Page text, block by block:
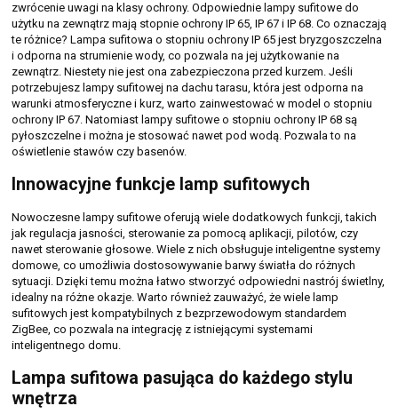
zwrócenie uwagi na klasy ochrony. Odpowiednie lampy sufitowe do
użytku na zewnątrz mają stopnie ochrony IP 65, IP 67 i IP 68. Co oznaczają
te różnice? Lampa sufitowa o stopniu ochrony IP 65 jest bryzgoszczelna
i odporna na strumienie wody, co pozwala na jej użytkowanie na
zewnątrz. Niestety nie jest ona zabezpieczona przed kurzem. Jeśli
potrzebujesz lampy sufitowej na dachu tarasu, która jest odporna na
warunki atmosferyczne i kurz, warto zainwestować w model o stopniu
ochrony IP 67. Natomiast lampy sufitowe o stopniu ochrony IP 68 są
pyłoszczelne i można je stosować nawet pod wodą. Pozwala to na
oświetlenie stawów czy basenów.
Innowacyjne funkcje lamp sufitowych
Nowoczesne lampy sufitowe oferują wiele dodatkowych funkcji, takich
jak regulacja jasności, sterowanie za pomocą aplikacji, pilotów, czy
nawet sterowanie głosowe. Wiele z nich obsługuje inteligentne systemy
domowe, co umożliwia dostosowywanie barwy światła do różnych
sytuacji. Dzięki temu można łatwo stworzyć odpowiedni nastrój świetlny,
idealny na różne okazje. Warto również zauważyć, że wiele lamp
sufitowych jest kompatybilnych z bezprzewodowym standardem
ZigBee, co pozwala na integrację z istniejącymi systemami
inteligentnego domu.
Lampa sufitowa pasująca do każdego stylu
wnętrza